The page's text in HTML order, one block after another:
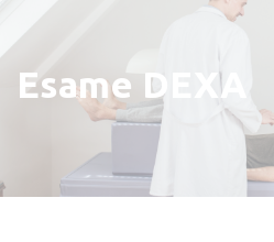
Esame DEXA